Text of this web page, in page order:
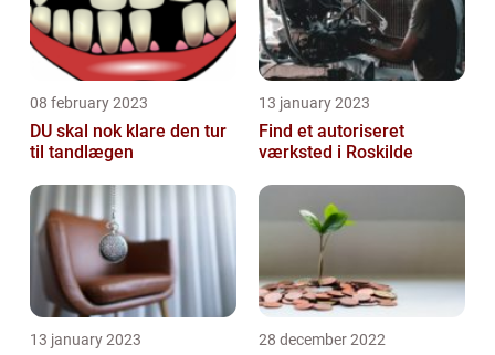
08 february 2023
DU skal nok klare den tur
til tandlægen
13 january 2023
Find et autoriseret
værksted i Roskilde
13 january 2023 28 december 2022